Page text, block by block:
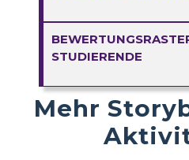
STUDIERENDE
Mehr